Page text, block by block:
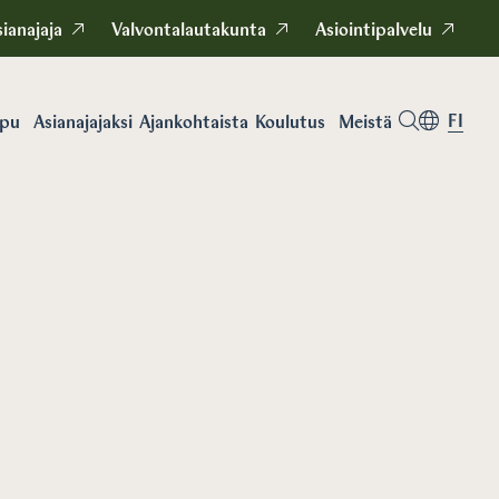
Valvontalautakunta Asiointipalvelu
Asianajajaksi Ajankohtaista Koulutus Meistä FI